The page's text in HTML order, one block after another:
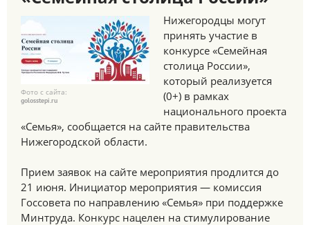
Фото с сайта:
golosstepi.ru
Нижегородцы могут
принять участие в
конкурсе «Семейная
столица России»,
который реализуется
(0+) в рамках
национального проекта
«Семья», сообщается на сайте правительства
Нижегородской области.
Прием заявок на сайте мероприятия продлится до
21 июня. Инициатор мероприятия — комиссия
Госсовета по направлению «Семья» при поддержке
Минтруда. Конкурс нацелен на стимулирование